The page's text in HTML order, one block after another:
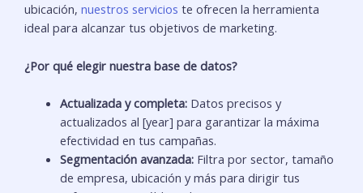
ubicación, nuestros servicios te ofrecen la herramienta
ideal para alcanzar tus objetivos de marketing.
¿Por qué elegir nuestra base de datos?
Actualizada y completa:Datos precisos y
actualizados al [year] para garantizar la máxima
efectividad en tus campañas.
Segmentación avanzada:Filtra por sector, tamaño
de empresa, ubicación y más para dirigir tus